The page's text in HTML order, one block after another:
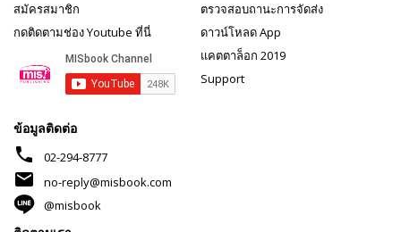
สมัครสมาชิก
กดติดตามช่อง Youtube ที่นี่
ตรวจสอบถานะการจัดส่ง
ดาวน์โหลด App
แคตตาล็อก 2019
Support
ข้อมูลติดต่อ
phone 02-294-8777
mail
no-reply@misbook.com
@misbook